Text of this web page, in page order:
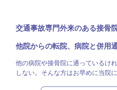
交通事故専門外来のある接骨院
他院からの転院、病院と併用
他の病院や接骨院に通っているけ
しない。そんな方はお早めに当院